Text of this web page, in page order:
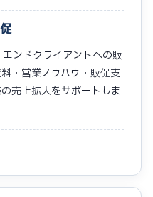
ンドクライアントへの販
・営業ノウハウ・販促支
売上拡大をサポートしま